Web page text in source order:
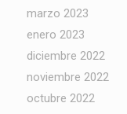
marzo 2023
enero 2023
diciembre 2022
noviembre 2022
octubre 2022